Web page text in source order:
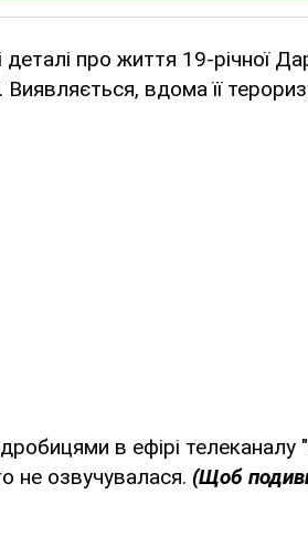
деталі про життя 19-річної
Виявляється, вдома її
в ефірі телеканалу
не озвучувалася. (Щоб